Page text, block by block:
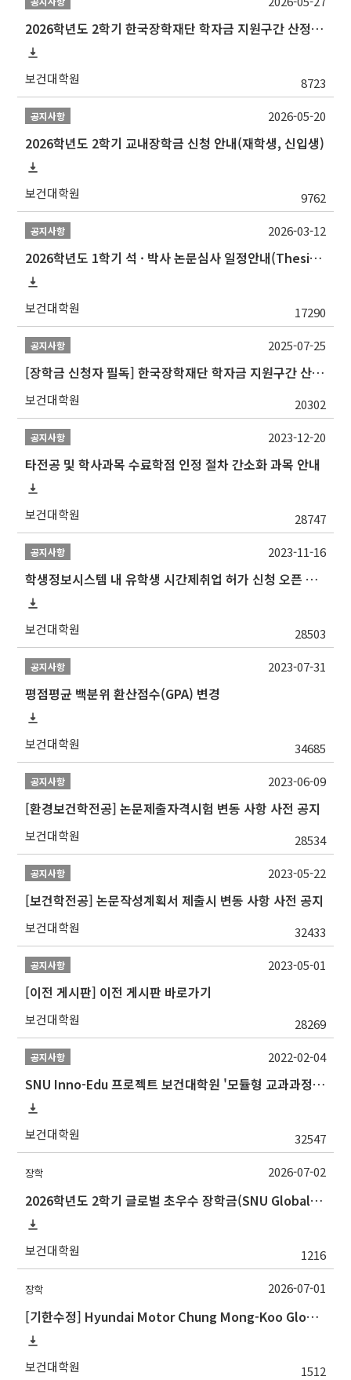
2026학년도 2학기 한국장학재단 학자금 지원구간 산정 신청 안내
보건대학원 8723
공지사항
2026학년도 2학기 교내장학금 신청 안내(재학생, 신입생)
보건대학원 9762
2026-05-20
공지사항
2026학년도 1학기 석 · 박사 논문심사 일정안내(Thesis Defense Schedules)
보건대학원 17290
2026-03-12
공지사항
[장학금 신청자 필독] 한국장학재단 학자금 지원구간 산정 권고
보건대학원 20302
2025-07-25
공지사항
타전공 및 학사과목 수료학점 인정 절차 간소화 과목 안내
보건대학원 28747
2023-12-20
공지사항
학생정보시스템 내 유학생 시간제취업 허가 신청 오픈 안내
보건대학원 28503
2023-11-16
공지사항
평점평균 백분위 환산점수(GPA) 변경
보건대학원 34685
2023-07-31
공지사항
[환경보건학전공] 논문제출자격시험 변동 사항 사전 공지
보건대학원 28534
2023-06-09
공지사항
[보건학전공] 논문작성계획서 제출시 변동 사항 사전 공지
보건대학원 32433
2023-05-22
공지사항
[이전 게시판] 이전 게시판 바로가기
보건대학원 28269
2023-05-01
공지사항
SNU Inno-Edu 프로젝트 보건대학원 '모듈형 교과과정' 안내(revised 2022/2/28)
보건대학원 32547
2022-02-04
장학
2026학년도 2학기 글로벌 초우수 장학금(SNU Global Scholarship, GS) 신청 안내
보건대학원 1216
2026-07-02
장학
[기한수정] Hyundai Motor Chung Mong-Koo Global Scholarship for Fall 2026 (2026학년도 2학기 현대차정몽구 글로벌장학사업 신규 선발 안내 )
보건대학원 1512
2026-07-01